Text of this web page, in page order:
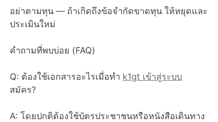
อย่าตามทุน — ถ้าเกิดถึงข้อจำกัดขาดทุน ให้หยุดและ
ประเมินใหม่
คำถามที่พบบ่อย (FAQ)
Q: ต้องใช้เอกสารอะไรเมื่อทำ k1gt เข้าสู่ระบบ
สมัคร?
A: โดยปกติต้องใช้บัตรประชาชนหรือหนังสือเดินทาง